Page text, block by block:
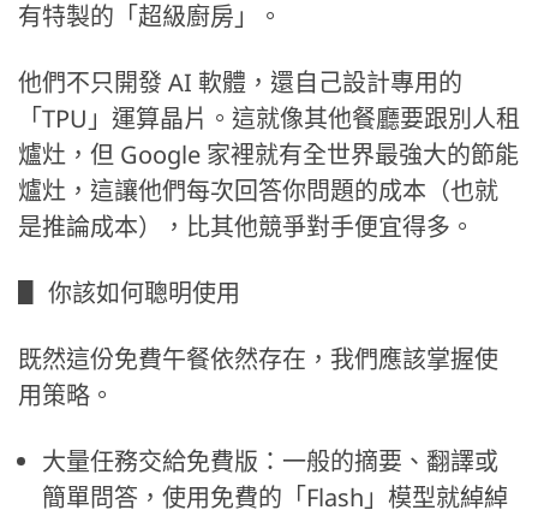
有特製的「超級廚房」。
他們不只開發 AI 軟體，還自己設計專用的
「TPU」運算晶片。這就像其他餐廳要跟別人租
爐灶，但 Google 家裡就有全世界最強大的節能
爐灶，這讓他們每次回答你問題的成本（也就
是推論成本），比其他競爭對手便宜得多。
▋ 你該如何聰明使用
既然這份免費午餐依然存在，我們應該掌握使
用策略。
大量任務交給免費版：一般的摘要、翻譯或
簡單問答，使用免費的「Flash」模型就綽綽